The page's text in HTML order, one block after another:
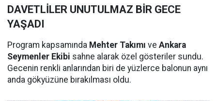
DAVETLİLER UNUTULMAZ BİR GECE
YAŞADI
Program kapsamında Mehter Takımı ve Ankara
Seymenler Ekibi sahne alarak özel gösteriler sundu.
Gecenin renkli anlarından biri de yüzlerce balonun aynı
anda gökyüzüne bırakılması oldu.